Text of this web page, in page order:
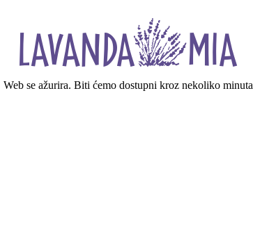
Web se ažurira. Biti ćemo dostupni kroz nekoliko minuta